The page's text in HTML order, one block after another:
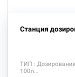
Станция
ТИП :
100л